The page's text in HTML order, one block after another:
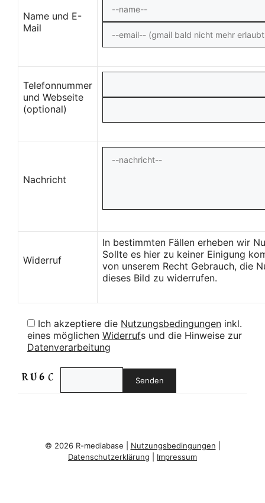
Name und E-
Mail
Telefonnummer
und Webseite
(optional)
Nachricht
Widerruf
In bestimmten Fällen erheben wir
Sollte es hier zu keiner Einigung
von unserem Recht Gebrauch, die
dieses Bild zu widerrufen.
Ich akzeptiere die Nutzungsbedingungen inkl.
eines möglichen Widerrufs und die Hinweise zur
Datenverarbeitung
© 2026 R-mediabase | Nutzungsbedingungen
Datenschutzerklärung
Impressum